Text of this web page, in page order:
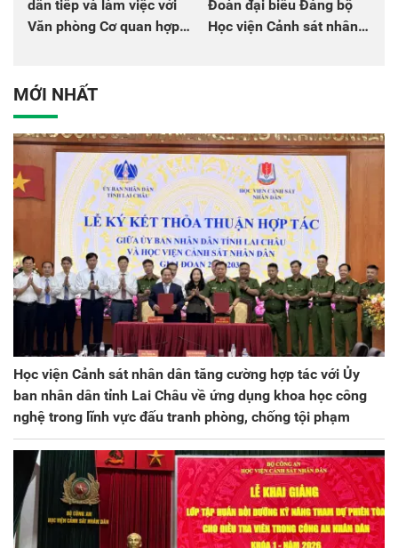
dân tiếp và làm việc với
Văn phòng Cơ quan hợp
Đoàn đại biểu Đảng bộ
Học viện Cảnh sát nhân
MỚI NHẤT
Học viện Cảnh sát nhân dân tăng cường hợp tác với Ủy
ban nhân dân tỉnh Lai Châu về ứng dụng khoa học công
nghệ trong lĩnh vực đấu tranh phòng, chống tội phạm